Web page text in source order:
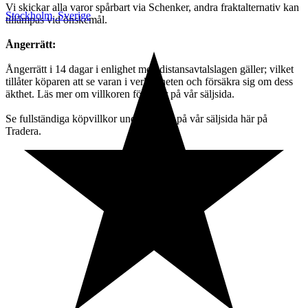
Vi skickar alla varor spårbart via Schenker, andra fraktalternativ kan
tillämpas vid önskemål.
Ångerrätt:
Ångerrätt i 14 dagar i enlighet med distansavtalslagen gäller; vilket
tillåter köparen att se varan i verkligheten och försäkra sig om dess
äkthet. Läs mer om villkoren för retur på vår säljsida.
Se fullständiga köpvillkor under "info" på vår säljsida här på
Tradera.
Stockholm,Sverige